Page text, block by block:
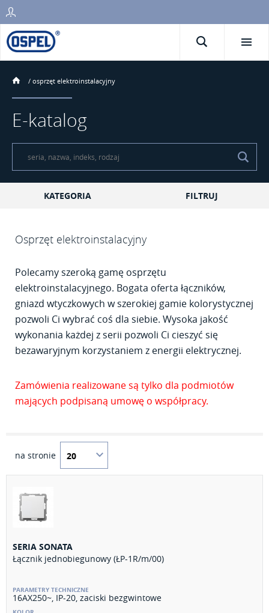
/ osprzęt elektroinstalacyjny
E-katalog
KATEGORIA FILTRUJ
Osprzęt elektroinstalacyjny
Polecamy szeroką gamę osprzętu
elektroinstalacyjnego. Bogata oferta łączników,
gniazd wtyczkowych w szerokiej gamie kolorystycznej
pozwoli Ci wybrać coś dla siebie. Wysoka jakość
wykonania każdej z serii pozwoli Ci cieszyć się
bezawaryjnym korzystaniem z energii elektrycznej.
Zamówienia realizowane są tylko dla podmiotów
mających podpisaną umowę o współpracy.
na stronie
SERIA SONATA
Łącznik jednobiegunowy (ŁP-1R/m/00)
16AX250~, IP-20, zaciski bezgwintowe